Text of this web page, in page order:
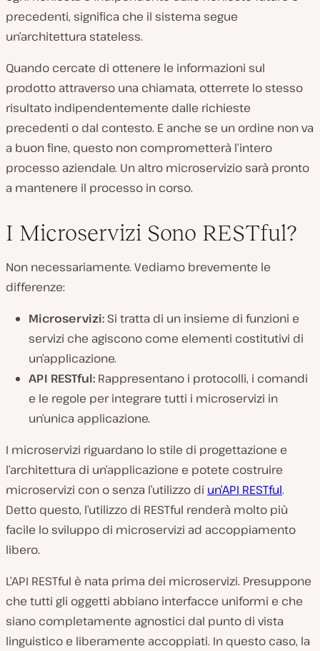
precedenti, significa che il sistema segue
un’architettura stateless.
Quando cercate di ottenere le informazioni sul
prodotto attraverso una chiamata, otterrete lo stesso
risultato indipendentemente dalle richieste
precedenti o dal contesto. E anche se un ordine non va
a buon fine, questo non comprometterà l’intero
processo aziendale. Un altro microservizio sarà pronto
a mantenere il processo in corso.
I Microservizi Sono RESTful?
Non necessariamente. Vediamo brevemente le
differenze:
Microservizi: Si tratta di un insieme di funzioni e
servizi che agiscono come elementi costitutivi di
un’applicazione.
API RESTful: Rappresentano i protocolli, i comandi
e le regole per integrare tutti i microservizi in
un’unica applicazione.
I microservizi riguardano lo stile di progettazione e
l’architettura di un’applicazione e potete costruire
microservizi con o senza l’utilizzo di un’API RESTful.
Detto questo, l’utilizzo di RESTful renderà molto più
facile lo sviluppo di microservizi ad accoppiamento
libero.
L’API RESTful è nata prima dei microservizi. Presuppone
che tutti gli oggetti abbiano interfacce uniformi e che
siano completamente agnostici dal punto di vista
linguistico e liberamente accoppiati. In questo caso, la